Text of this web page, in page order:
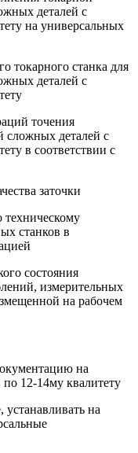
деталей с
на универсальных
токарного станка для
деталей с
точения
сложных деталей с
в соответствии с
заточки
техническому
станков в
состояния
измерительных
на рабочем
на
12-14му квалитету
устанавливать на